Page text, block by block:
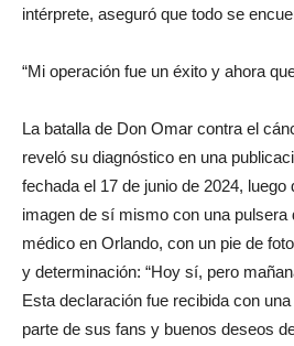
intérprete, aseguró que todo se
“Mi operación fue un éxito y ahora
La batalla de Don Omar contra el
reveló su diagnóstico en una
fechada el 17 de junio de 2024, luego
imagen de sí mismo con una pulsera
médico en Orlando, con un pie de
y determinación: “Hoy sí, pero
Esta declaración fue recibida con
parte de sus fans y buenos deseos